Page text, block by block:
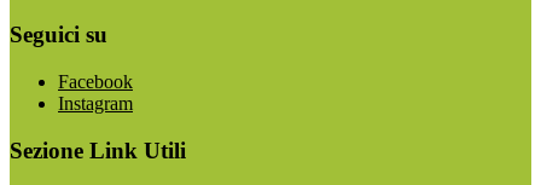
Seguici su
Facebook
Instagram
Sezione Link Utili